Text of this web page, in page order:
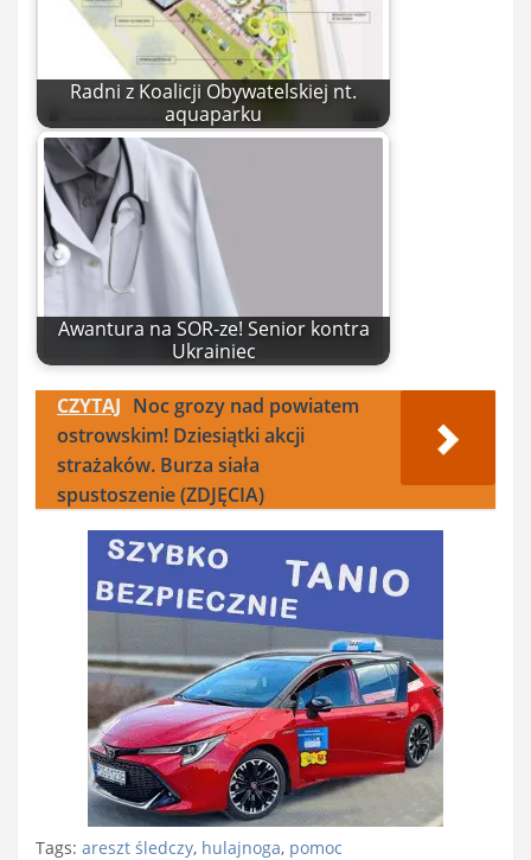
Radni z Koalicji Obywatelskiej nt.
aquaparku
Awantura na SOR-ze! Senior kontra
Ukrainiec
CZYTAJ Noc grozy nad powiatem
ostrowskim! Dziesiątki akcji
strażaków. Burza siała
spustoszenie (ZDJĘCIA)
Tags: areszt śledczy, hulajnoga, pomoc